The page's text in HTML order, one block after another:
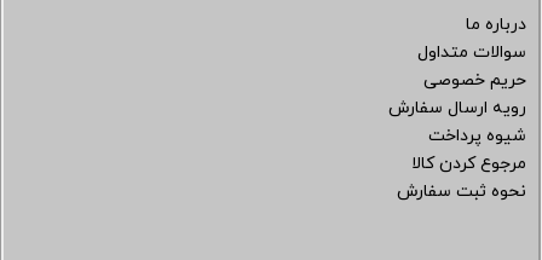
درباره ما
سوالات متداول
حریم خصوصی
رویه ارسال سفارش
شیوه پرداخت
مرجوع کردن کالا
نحوه ثبت سفارش